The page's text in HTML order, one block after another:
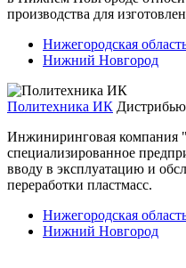
производства для
Нижегородская
Нижний Новгород
Политехника ИК
Инжиниринговая компания
специализированное
вводу в эксплуатацию и
переработки пластмасс.
Нижегородская
Нижний Новгород